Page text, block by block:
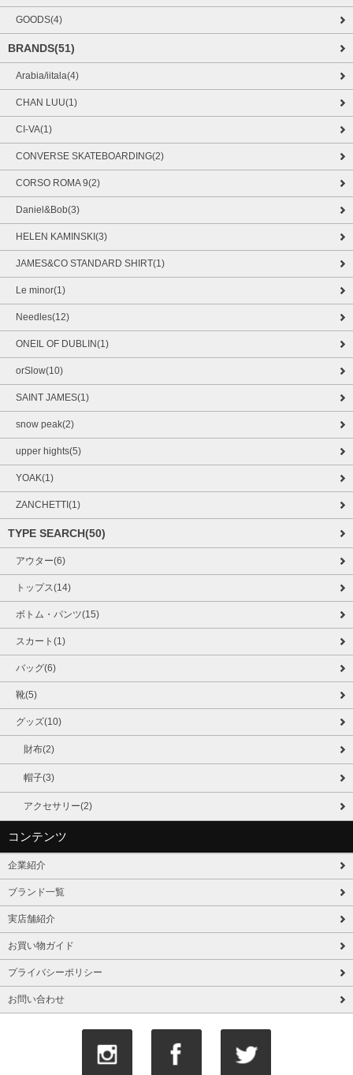
GOODS(4)
BRANDS(51)
Arabia/iitala(4)
CHAN LUU(1)
CI-VA(1)
CONVERSE SKATEBOARDING(2)
CORSO ROMA 9(2)
Daniel&Bob(3)
HELEN KAMINSKI(3)
JAMES&CO STANDARD SHIRT(1)
Le minor(1)
Needles(12)
ONEIL OF DUBLIN(1)
orSlow(10)
SAINT JAMES(1)
snow peak(2)
upper hights(5)
YOAK(1)
ZANCHETTI(1)
TYPE SEARCH(50)
アウター(6)
トップス(14)
ボトム・パンツ(15)
スカート(1)
バッグ(6)
靴(5)
グッズ(10)
財布(2)
帽子(3)
アクセサリー(2)
コンテンツ
企業紹介
ブランド一覧
実店舗紹介
お買い物ガイド
プライバシーポリシー
お問い合わせ